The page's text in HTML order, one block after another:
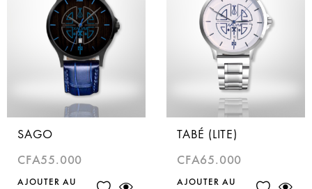
SAGO
CFA55.000
AJOUTER AU
TABÉ (LITE)
CFA65.000
AJOUTER AU